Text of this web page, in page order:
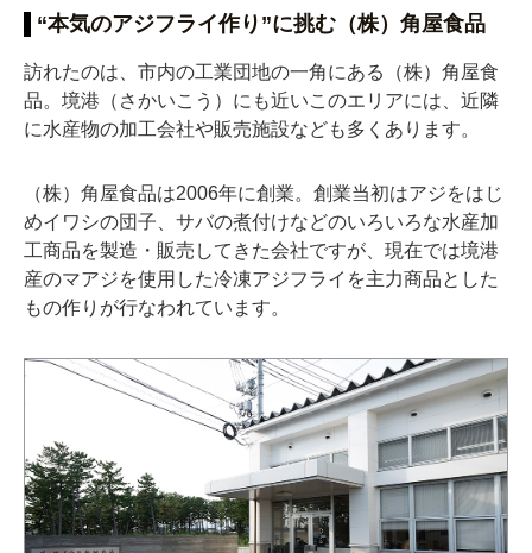
“本気のアジフライ作り”に挑む（株）角屋食品
訪れたのは、市内の工業団地の一角にある（株）角屋食
品。境港（さかいこう）にも近いこのエリアには、近隣
に水産物の加工会社や販売施設なども多くあります。
（株）角屋食品は2006年に創業。創業当初はアジをはじ
めイワシの団子、サバの煮付けなどのいろいろな水産加
工商品を製造・販売してきた会社ですが、現在では境港
産のマアジを使用した冷凍アジフライを主力商品とした
もの作りが行なわれています。